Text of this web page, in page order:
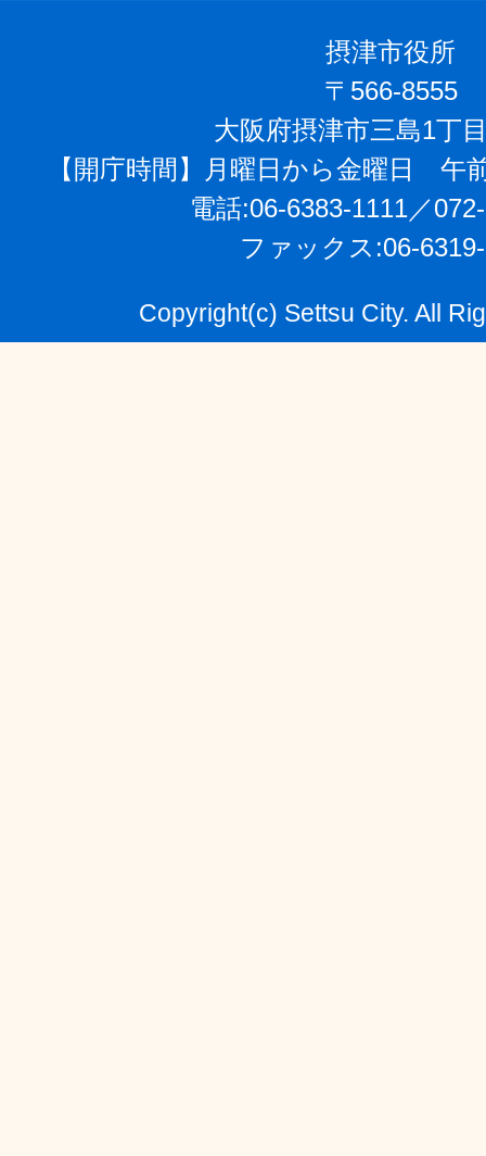
摂津市役所
〒566-8555
大阪府摂津市三島1丁
【開庁時間】月曜日から金曜日 午
電話:06-6383-1111／
ファックス:06-
Copyright(c) Settsu City. All